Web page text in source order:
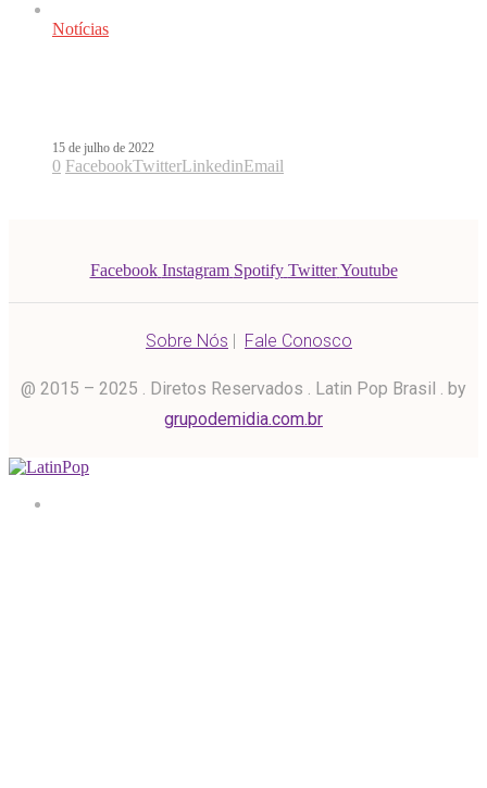
Notícias
15 de julho de 2022
0 FacebookTwitterLinkedinEmail
Facebook Instagram Spotify Twitter Youtube
Sobre Nós Fale Conosco
@ 2015 – 2025 . Diretos Reservados . Latin Pop Brasil . by
grupodemidia.com.br